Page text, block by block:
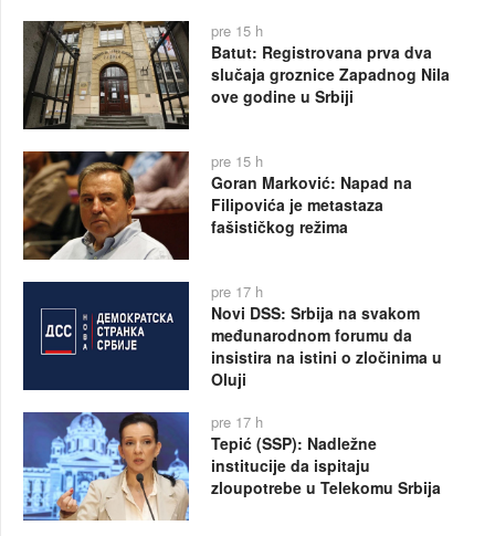
pre 15 h
Batut: Registrovana prva dva
slučaja groznice Zapadnog Nila
ove godine u Srbiji
pre 15 h
Goran Marković: Napad na
Filipovića je metastaza
fašističkog režima
pre 17 h
Novi DSS: Srbija na svakom
međunarodnom forumu da
insistira na istini o zločinima u
Oluji
pre 17 h
Tepić (SSP): Nadležne
institucije da ispitaju
zloupotrebe u Telekomu Srbija